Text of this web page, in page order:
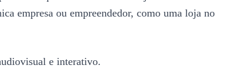
empresa ou empreendedor, como uma loja no
e interativo.